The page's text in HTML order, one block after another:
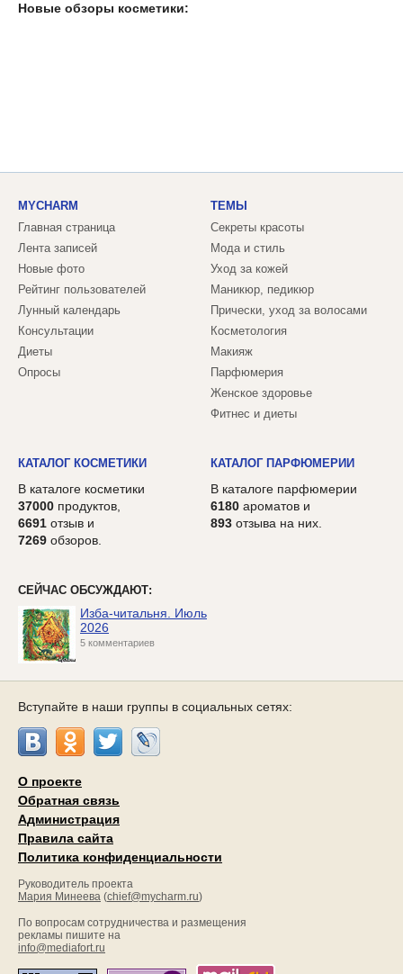
Новые обзоры косметики:
MYCHARM
Главная страница
Лента записей
Новые фото
Рейтинг пользователей
Лунный календарь
Консультации
Диеты
Опросы
ТЕМЫ
Секреты красоты
Мода и стиль
Уход за кожей
Маникюр, педикюр
Прически, уход за волосами
Косметология
Макияж
Парфюмерия
Женское здоровье
Фитнес и диеты
КАТАЛОГ КОСМЕТИКИ
В каталоге косметики
37000 продуктов,
6691 отзыв и
7269 обзоров.
КАТАЛОГ ПАРФЮМЕРИИ
В каталоге парфюмерии
6180 ароматов и
893 отзыва на них.
СЕЙЧАС ОБСУЖДАЮТ:
Изба-читальня. Июль
2026
5 комментариев
Вступайте в наши группы в социальных сетях:
О проекте
Обратная связь
Администрация
Правила сайта
Политика конфиденциальности
Руководитель проекта
Мария Минеева (chief@mycharm.ru)
По вопросам сотрудничества и размещения
рекламы пишите на
info@mediafort.ru